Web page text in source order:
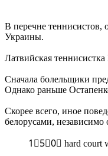
В перечне теннисистов,
Украины.
Латвийская
Сначала болельщики
Однако раньше
Скорее всего, иное
белорусами, независимо
1⃣5⃣0⃣ hard court